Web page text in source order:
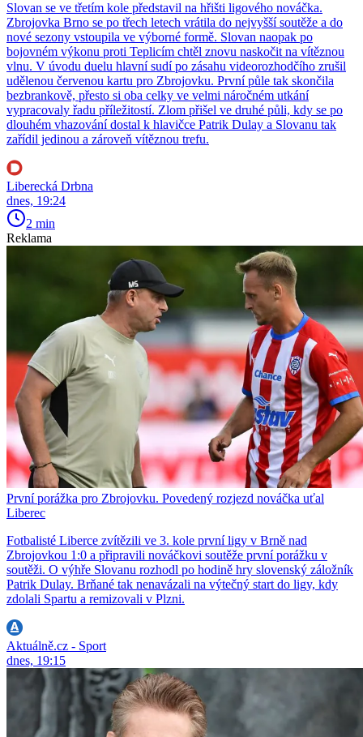
Slovan se ve třetím kole představil na hřišti ligového nováčka.
Zbrojovka Brno se po třech letech vrátila do nejvyšší soutěže a do
nové sezony vstoupila ve výborné formě. Slovan naopak po
bojovném výkonu proti Teplicím chtěl znovu naskočit na vítěznou
vlnu. V úvodu duelu hlavní sudí po zásahu videorozhodčího zrušil
udělenou červenou kartu pro Zbrojovku. První půle tak skončila
bezbrankově, přesto si oba celky ve velmi náročném utkání
vypracovaly řadu příležitostí. Zlom přišel ve druhé půli, kdy se po
dlouhém vhazování dostal k hlavičce Patrik Dulay a Slovanu tak
zařídil jedinou a zároveň vítěznou trefu.
Liberecká Drbna
dnes, 19:24
2 min
Reklama
První porážka pro Zbrojovku. Povedený rozjezd nováčka uťal
Liberec
Fotbalisté Liberce zvítězili ve 3. kole první ligy v Brně nad
Zbrojovkou 1:0 a připravili nováčkovi soutěže první porážku v
soutěži. O výhře Slovanu rozhodl po hodině hry slovenský záložník
Patrik Dulay. Brňané tak nenavázali na výtečný start do ligy, kdy
zdolali Spartu a remizovali v Plzni.
Aktuálně.cz - Sport
dnes, 19:15